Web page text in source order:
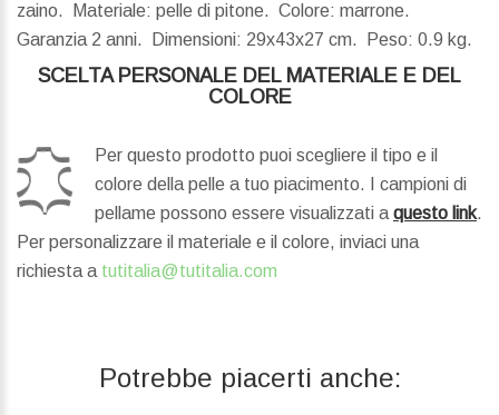
zaino. Materiale: pelle di pitone. Colore: marrone.
Garanzia 2 anni.
Dimensioni: 29x43x27 cm. Peso: 0.9 kg.
SCELTA PERSONALE DEL MATERIALE E DEL
COLORE
Per questo prodotto puoi scegliere il tipo e il
colore della pelle a tuo piacimento. I campioni di
pellame possono essere visualizzati a questo link.
Per personalizzare il materiale e il colore, inviaci una
richiesta a tutitalia@tutitalia.com
Potrebbe piacerti anche: